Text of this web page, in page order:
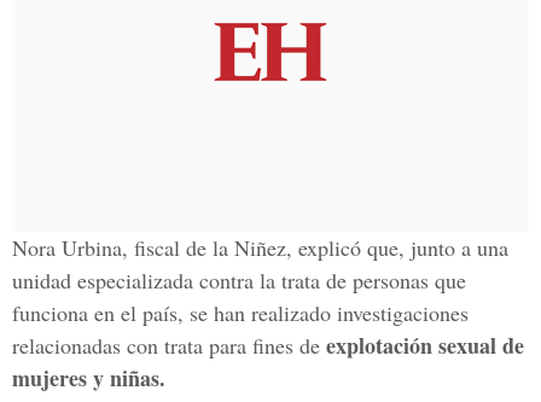
Nora Urbina, fiscal de la Niñez, explicó que, junto a una
unidad especializada contra la trata de personas que
funciona en el país, se han realizado investigaciones
relacionadas con trata para fines de explotación sexual de
mujeres y niñas.